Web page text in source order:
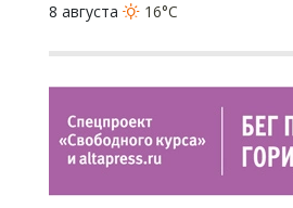
8 августа
16°C